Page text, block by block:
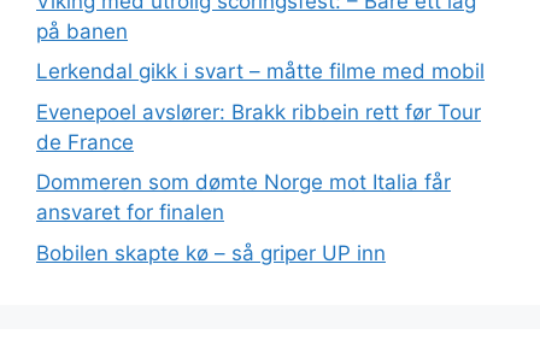
på banen
Lerkendal gikk i svart – måtte filme med mobil
Evenepoel avslører: Brakk ribbein rett før Tour
de France
Dommeren som dømte Norge mot Italia får
ansvaret for finalen
Bobilen skapte kø – så griper UP inn